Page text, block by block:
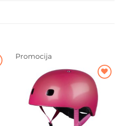
Promocija
Dodajte
na listu